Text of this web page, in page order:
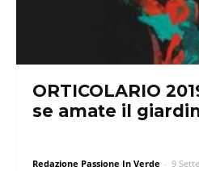
ORTICOLARIO
se amate il
Redazione Passione In Verde - 9